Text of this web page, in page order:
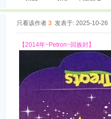
只看该作者 3 发表于: 2025-10-26
【2014年~Petron~回族封】